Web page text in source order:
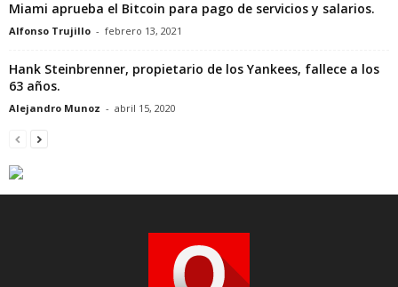
Miami aprueba el Bitcoin para pago de servicios y salarios.
Alfonso Trujillo - febrero 13, 2021
Hank Steinbrenner, propietario de los Yankees, fallece a los
63 años.
Alejandro Munoz - abril 15, 2020